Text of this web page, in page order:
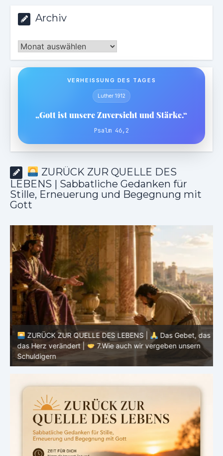
Archiv
Archiv
VERHEISSUNG DES TAGES
Luther 1912
„Gott ist unsere Zuversicht und Stärke.“
Psalm 46,2
ZURÜCK ZUR QUELLE DES
LEBENS | Sabbatliche Gedanken für
Stille, Erneuerung und Begegnung mit
Gott
ZURÜCK ZUR QUELLE DES LEBENS |
Das Gebet, das
das Herz verändert |
7.Wie auch wir vergeben unsern
Schuldigern